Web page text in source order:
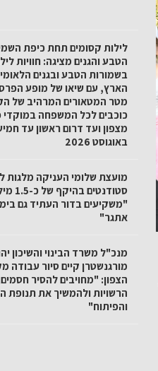
לילות קסומים תחת כיפת
הטבע והגנים מציגה: חוויות
בשמורות הטבע ובגנים
הארץ, עם שיאו של מופע
מטר המטאורים המרהיב של
כוכבים לכל המשפחה במוקדי
באוגוסט 2026
"משקיעים בדור העתיד גם
אתגר"
מנכ"ל משרד הבינוי והשיכון
מורגנשטרן קיים סיור עבודה
הצפון: "מחויבים להסיר
הרשויות ולהמשיך את תנופת
והפיתוח"